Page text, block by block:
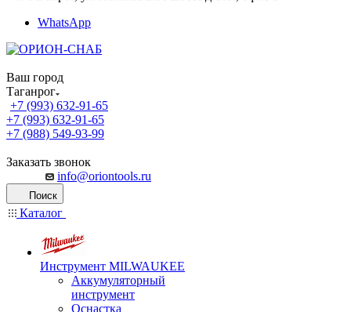
WhatsApp
Ваш город
Таганрог
+7 (993) 632-91-65
+7 (993) 632-91-65
+7 (988) 549-93-99
Заказать звонок
info@oriontools.ru
Поиск
Каталог
Инструмент MILWAUKEE
Аккумуляторный
инструмент
Оснастка